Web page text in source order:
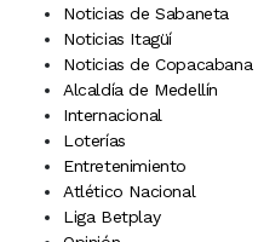
Noticias de Sabaneta
Noticias Itagüí
Noticias de Copacabana
Alcaldía de Medellín
Internacional
Loterías
Entretenimiento
Atlético Nacional
Liga Betplay